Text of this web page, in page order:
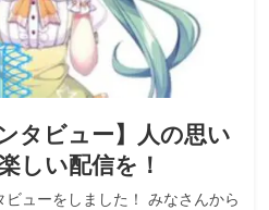
タビュー】人の思い
しい配信を！
ューをしました！ みなさんから